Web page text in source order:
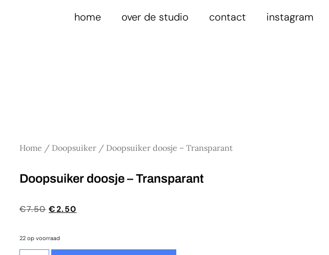
home over de studio contact instagram
Home / Doopsuiker / Doopsuiker doosje – Transparant
Doopsuiker doosje – Transparant
€7.50 €2.50
22 op voorraad